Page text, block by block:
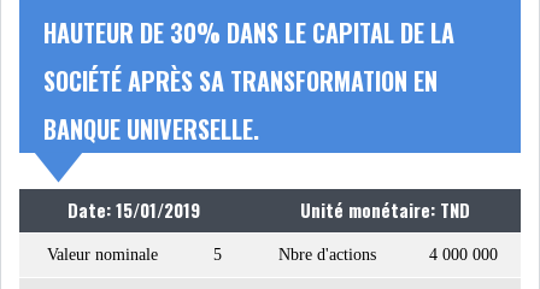
PRIVATISATION & OPV
INTERMÉDIAIRES
HAUTEUR DE 30% DANS LE CAPITAL DE LA
SOCIÉTÉ APRÈS SA TRANSFORMATION EN
BANQUE UNIVERSELLE.
Date: 15/01/2019 Unité monétaire: TND
Valeur nominale 5 Nbre d'actions 4 000 000